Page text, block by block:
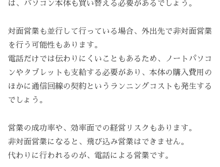
は、パソコン本体も買い替える必要があるでしょう。
対面営業も並行して行っている場合、外出先で非対面営業
を行う可能性もあります。
電話だけでは伝わりにくいこともあるため、ノートパソコ
ンやタブレットも支給する必要があり、本体の購入費用の
ほかに通信回線の契約というランニングコストも発生する
でしょう。
営業の成功率や、効率面での経営リスクもあります。
非対面営業になると、飛び込み営業はできません。
代わりに行われるのが、電話による営業です。